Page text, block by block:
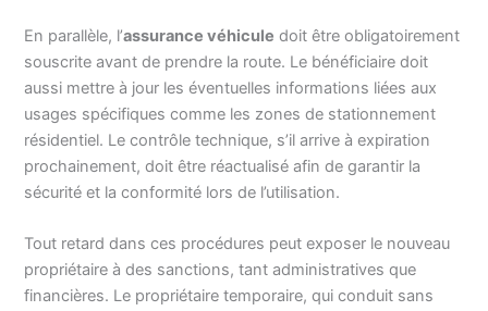
En parallèle, l’assurance véhicule doit être obligatoirement
souscrite avant de prendre la route. Le bénéficiaire doit
aussi mettre à jour les éventuelles informations liées aux
usages spécifiques comme les zones de stationnement
résidentiel. Le contrôle technique, s’il arrive à expiration
prochainement, doit être réactualisé afin de garantir la
sécurité et la conformité lors de l’utilisation.
Tout retard dans ces procédures peut exposer le nouveau
propriétaire à des sanctions, tant administratives que
financières. Le propriétaire temporaire, qui conduit sans